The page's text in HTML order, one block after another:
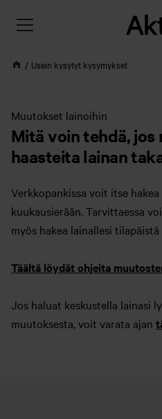
Usein kysytyt kysymykset
Muutokset lainoihin
Mitä voin tehdä, jos
haasteita lainan
Verkkopankissa voit itse
kuukausierään. Tarvittaessa
myös hakea lainallesi
Täältä löydät ohjeita
Jos haluat keskustella lainasi
muutoksesta, voit varata ajan